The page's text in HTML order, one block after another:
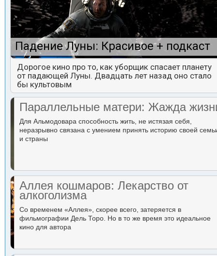
Падение Луны: Красивое + подкаст
Дорогое кино про то, как уборщик спасает планету
от падающей Луны. Двадцать лет назад оно стало
бы культовым
Параллельные матери: Жажда
Для Альмодовара способность жить, не истязая себя,
неразрывно связана с умением принять историю своей
и страны
Аллея кошмаров: Лекарство от
алкоголизма
Со временем «Аллея», скорее всего, затеряется в
фильмографии Дель Торо. Но в то же время это идеальное
кино для автора